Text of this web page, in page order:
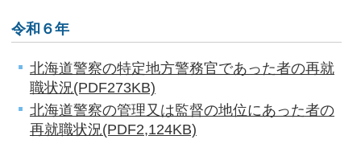
令和６年
北海道警察の特定地方警務官であった者の再就
職状況(PDF273KB)
北海道警察の管理又は監督の地位にあった者の
再就職状況(PDF2,124KB)